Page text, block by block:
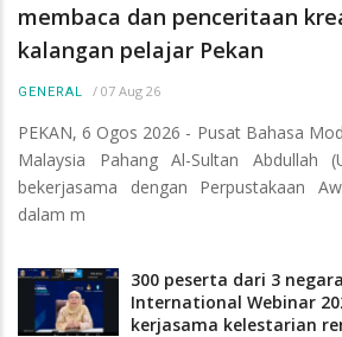
membaca dan penceritaan
kalangan pelajar Pekan
GENERAL / 07 Aug 26
PEKAN, 6 Ogos 2026 - Pusat Bahasa
Malaysia Pahang Al-Sultan Abdullah
bekerjasama dengan Perpustakaan
dalam m
300 peserta dari 3
International Webinar
kerjasama kelestarian